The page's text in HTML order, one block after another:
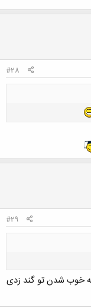
#28
#29
خوب شدن تو گند زدی